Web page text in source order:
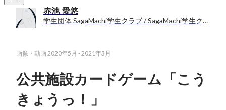
赤池 愛悠
学生団体 SagaMachi学生クラブ / SagaMachi学生クラブ
画像・動画2020年5月 -2021年3月
公共施設カードゲーム「こう
きょうっ！」